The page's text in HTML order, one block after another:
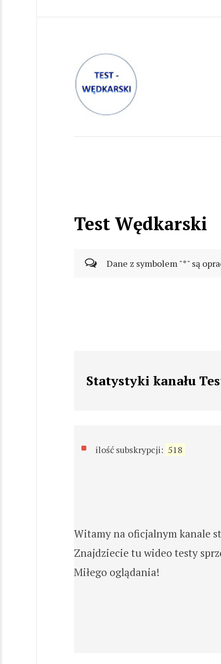
Test Wędkarski
Dane z symbolem "*" są
Statystyki kanału
ilość subskrypcji: 518
Witamy na oficjalnym kanale
Znajdziecie tu wideo testy
Miłego oglądania!